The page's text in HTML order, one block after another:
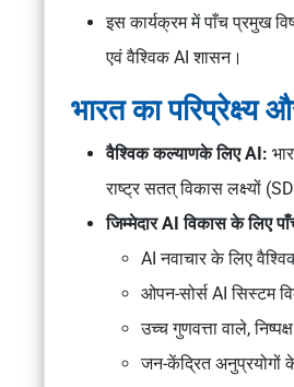
इस कार्यक्रम में पाँच प्रमुख
एवं वैश्विक AI शासन।
भारत का परिप्रेक्ष्य
वैश्विक कल्याणके लिए AI:
राष्ट्र सतत् विकास लक्ष्यों
जिम्मेदार AI विकास के लिए
AI नवाचार के लिए
ओपन-सोर्स AI सिस्टम
उच्च गुणवत्ता वाले,
जन-केंद्रित अनुप्रयोगों